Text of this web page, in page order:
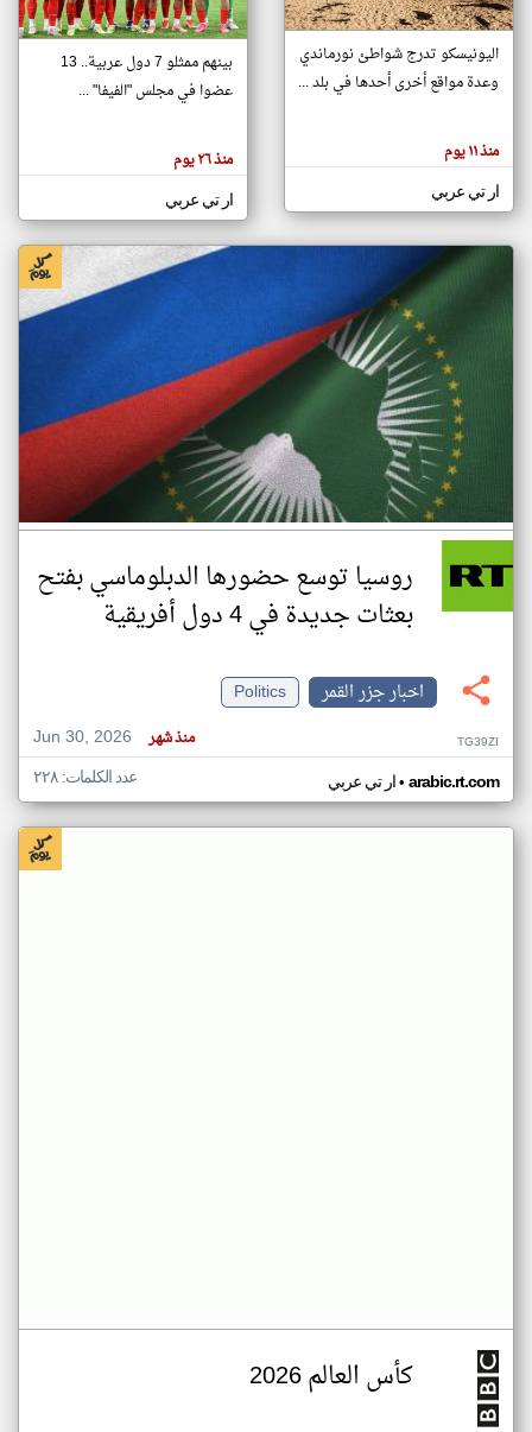
تغيير الدولة
اخبار جزر القمر على مدار الساعة
أهم اخبار جزر القمر العاجلة والمباشرة
هنا عن
وجهة
كاتبيها.
اليونيسكو تدرج شواطئ نورماندي
وعدة مواقع أخرى أحدها في بلد ...
منذ ١١ يوم
ار تي عربي
بينهم ممثلو 7 دول عربية.. 13
عضوا في مجلس "الفيفا" ...
منذ ٢٦ يوم
ار تي عربي
روسيا توسع حضورها الدبلوماسي بفتح
بعثات جديدة في 4 دول أفريقية
اخبار جزر القمر
Politics
Jun 30, 2026
منذ شهر TG39ZI
ار تي عربي• arabic.rt.com عدد الكلمات: ٢٢٨
كأس العالم 2026
klyoum.com